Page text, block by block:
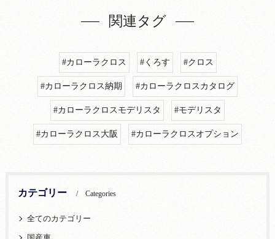
関連タグ
#カローラクロス #くろす #クロス
#カローラクロス納期 #カローラクロスカタログ
#カローラクロスモデリスタ #モデリスタ
#カローラクロス大阪 #カローラクロスオプション
カテゴリー Categories
全てのカテゴリー